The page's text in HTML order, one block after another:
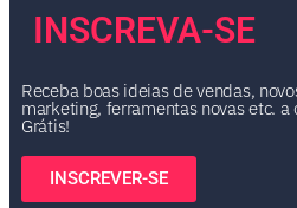
INSCREVA-SE
Receba boas ideias de vendas,
marketing, ferramentas novas etc.
Grátis!
INSCREVER-SE